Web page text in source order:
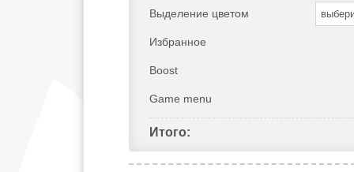
Выделение цветом
Избранное
Boost
Game menu
Итого: